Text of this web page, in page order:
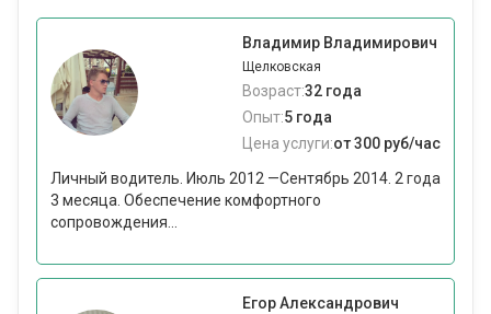
Владимир Владимирович
Щелковская
Возраст:32 года
Опыт:5 года
Цена услуги:от 300 руб/час
Личный водитель. Июль 2012 —Сентябрь 2014. 2 года
3 месяца. Обеспечение комфортного
сопровождения...
Егор Александрович